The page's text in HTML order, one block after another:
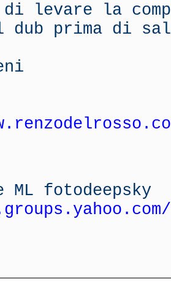
levare la
prima di
ML fotodeepsky